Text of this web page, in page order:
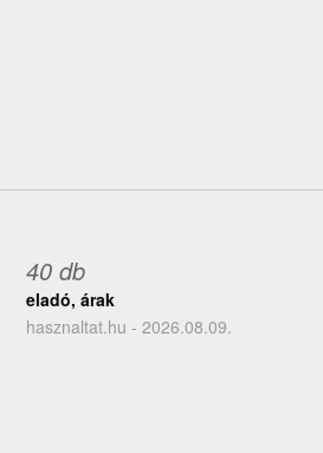
40 db
eladó, árak
hasznaltat.hu - 2026.08.09.